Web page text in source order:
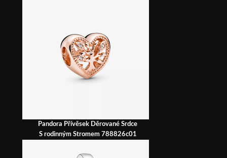
Pandora Přívěsek Děrované Srdce
S rodinným Stromem 788826c01